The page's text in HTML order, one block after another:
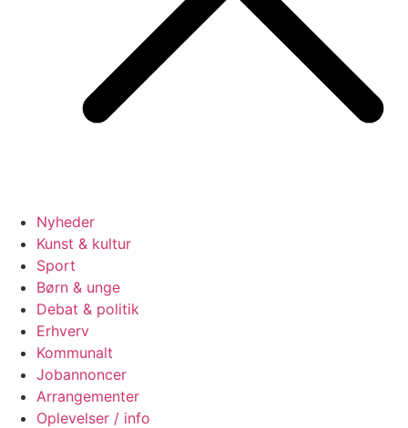
Nyheder
Kunst & kultur
Sport
Børn & unge
Debat & politik
Erhverv
Kommunalt
Jobannoncer
Arrangementer
Oplevelser / info